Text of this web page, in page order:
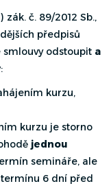
č. 89/2012 Sb.,
předpisů
odstoupit a
:
kurzu,
kurzu je storno
jednou
semináře, ale
6 dní před